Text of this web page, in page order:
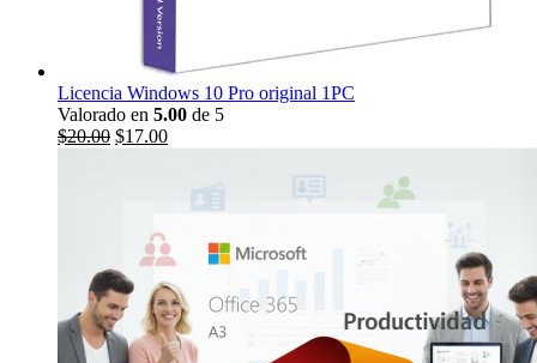
Licencia Windows 10 Pro original 1PC
Valorado en 5.00 de 5
El
$20.00El
$17.00